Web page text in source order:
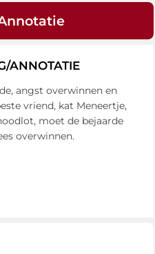
ANNOTATIE
angst overwinnen en
vriend, kat Meneertje,
moet de bejaarde
overwinnen.